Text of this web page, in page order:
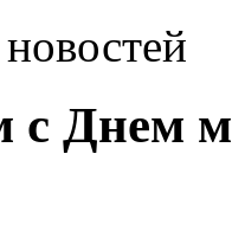
с Днем